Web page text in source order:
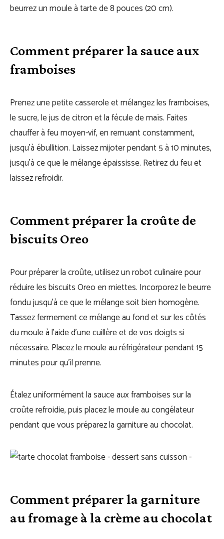
beurrez un moule à tarte de 8 pouces (20 cm).
Comment préparer la sauce aux
framboises
Prenez une petite casserole et mélangez les framboises,
le sucre, le jus de citron et la fécule de maïs. Faites
chauffer à feu moyen-vif, en remuant constamment,
jusqu’à ébullition. Laissez mijoter pendant 5 à 10 minutes,
jusqu’à ce que le mélange épaississe. Retirez du feu et
laissez refroidir.
Comment préparer la croûte de
biscuits Oreo
Pour préparer la croûte, utilisez un robot culinaire pour
réduire les biscuits Oreo en miettes. Incorporez le beurre
fondu jusqu’à ce que le mélange soit bien homogène.
Tassez fermement ce mélange au fond et sur les côtés
du moule à l’aide d’une cuillère et de vos doigts si
nécessaire. Placez le moule au réfrigérateur pendant 15
minutes pour qu’il prenne.
Étalez uniformément la sauce aux framboises sur la
croûte refroidie, puis placez le moule au congélateur
pendant que vous préparez la garniture au chocolat.
Comment préparer la garniture
au fromage à la crème au chocolat